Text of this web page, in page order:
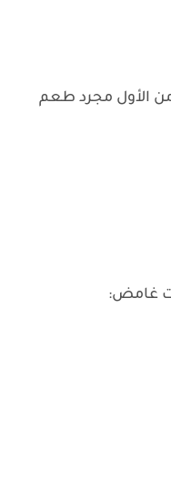
الأول مجرد طعم
غامض: